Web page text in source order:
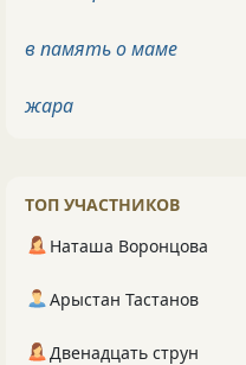
в память о маме
жара
ТОП УЧАСТНИКОВ
Наташа Воронцова
Арыстан Тастанов
Двенадцать струн